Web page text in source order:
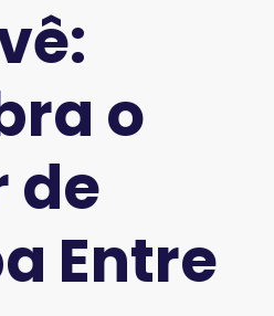
o
de
Entre